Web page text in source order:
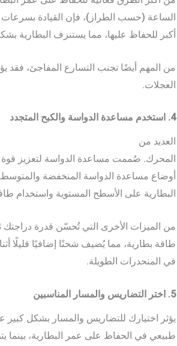
أكبر للحفاظ عليها، مما يستنزف البطارية
من المهم أيضًا تجنب التسارع المفاجئ، فقد
العجلات.
4. استخدم مساعدة الدواسة والكبح المتجدد
العديد من
المحرك. صُممت مساعدة الدواسة لتعزيز قوة
أوضاع مساعدة الدواسة المنخفضة
البطارية على الأسطح المستوية واستخدام
من الميزات الأخرى التي تُحسّن قدرة دراجتك
طاقة بطارية، مما يُضيف شحنًا إضافيًا قليلًا
في المنحدرات الطويلة.
5. اختر التضاريس والمسار المناسبين
يؤثر اختيارك للتضاريس والمسار بشكل كبير
طبيعي في الحفاظ على عمر البطارية، بينما